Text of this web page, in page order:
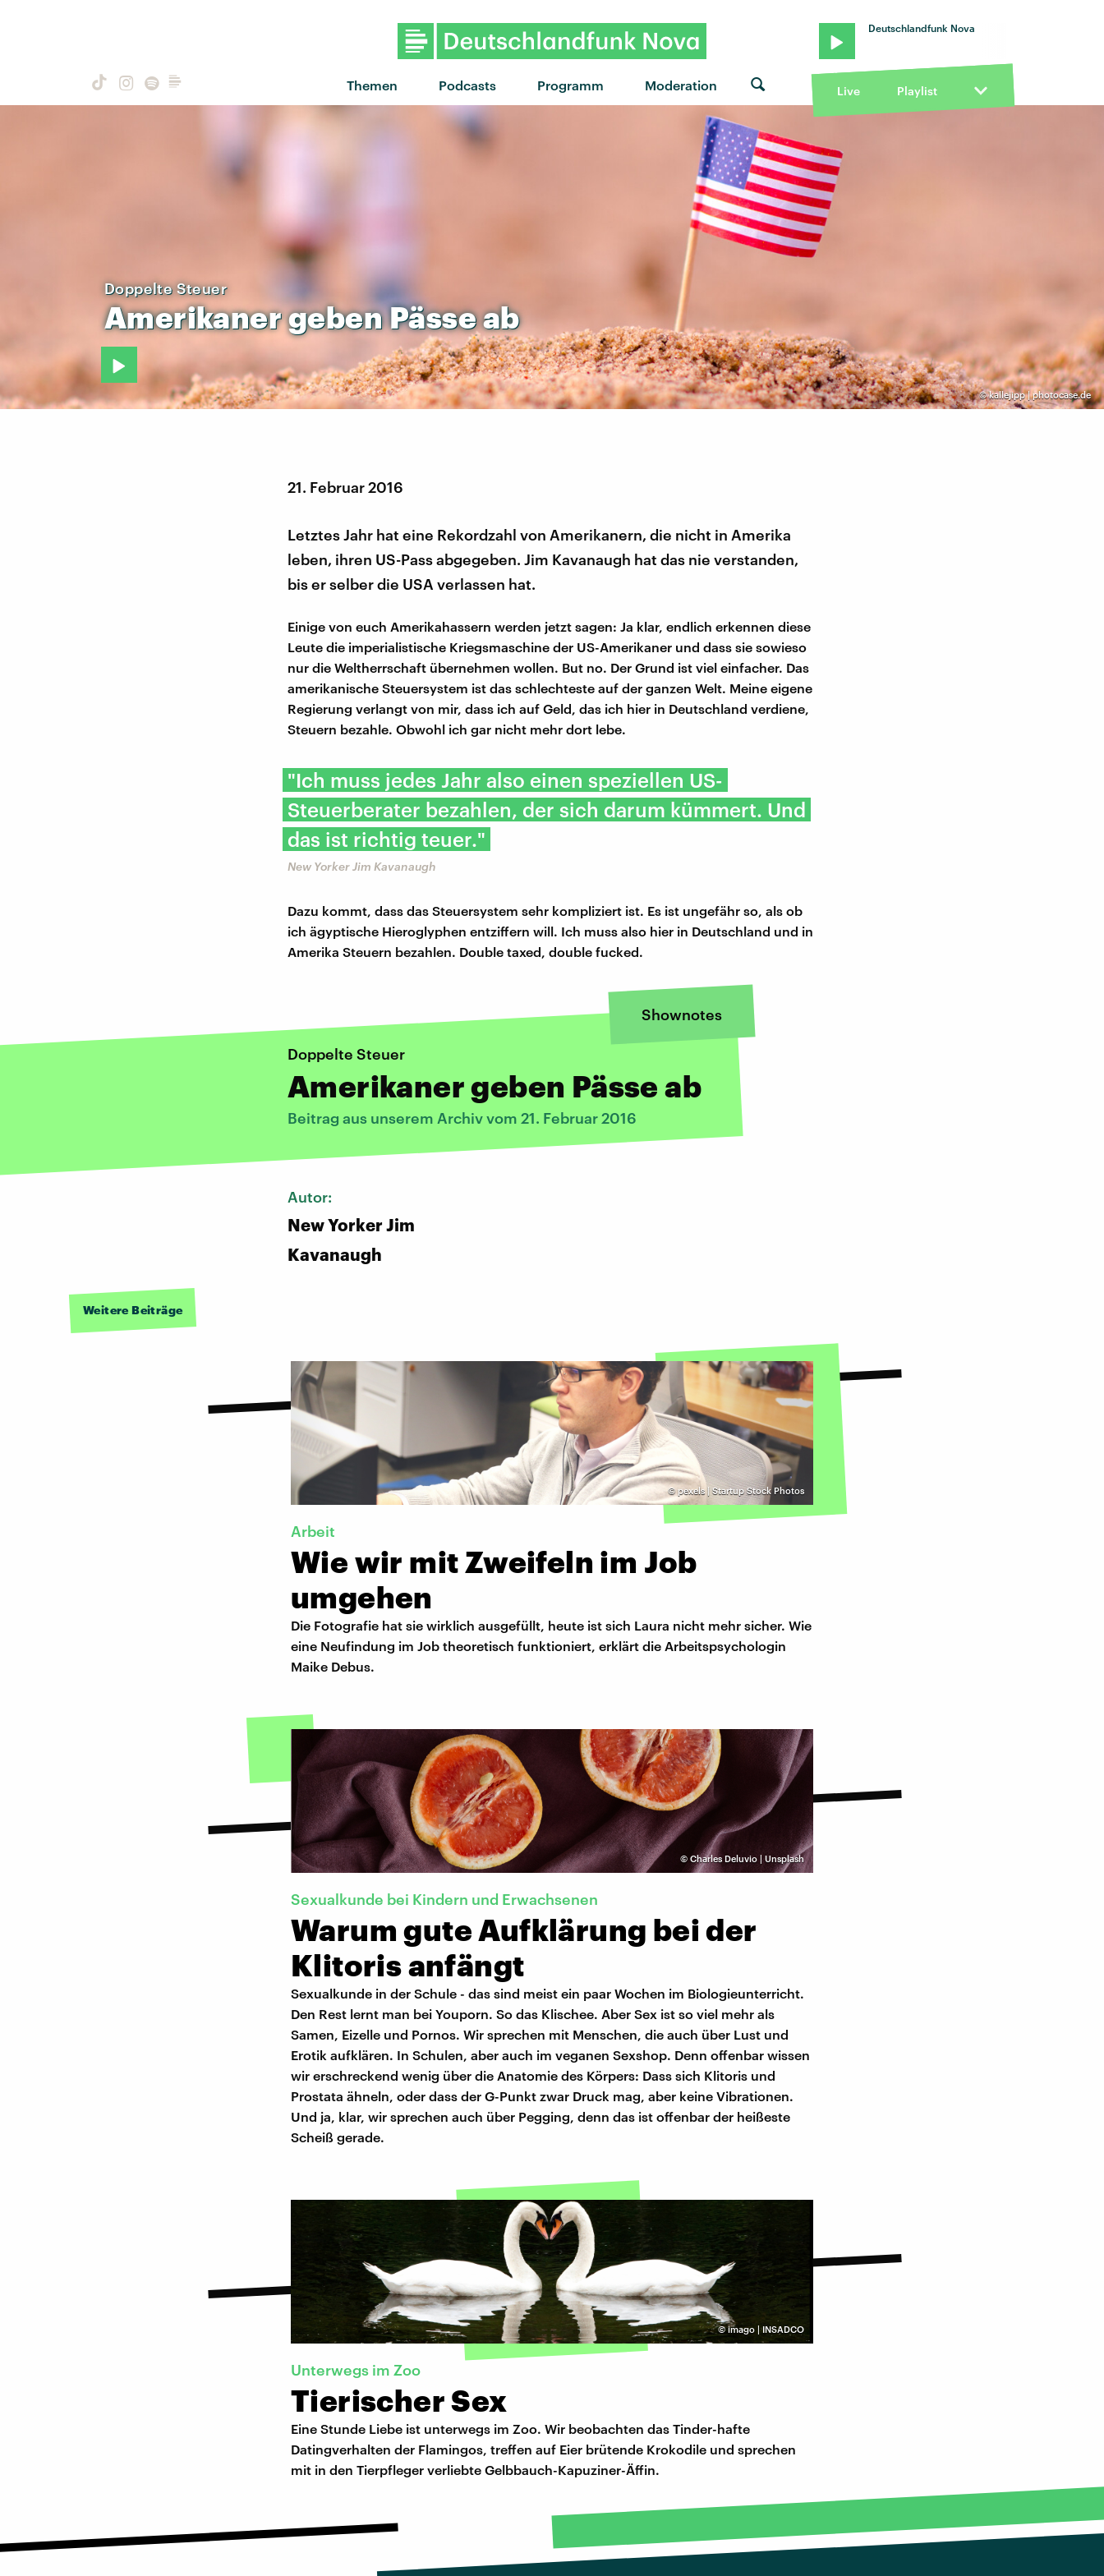
Themen Podcasts Programm Moderation
Deutschlandfunk Nova
Live Playlist
©kallejipp | photocase.de
Doppelte Steuer
AmerikanergebenPässeab
21. Februar 2016
Letztes Jahr hat eine Rekordzahl von Amerikanern, die nicht in Amerika
leben, ihren US-Pass abgegeben. Jim Kavanaugh hat das nie verstanden,
bis er selber die USA verlassen hat.
Einige von euch Amerikahassern werden jetzt sagen: Ja klar, endlich erkennen diese
Leute die imperialistische Kriegsmaschine der US-Amerikaner und dass sie sowieso
nur die Weltherrschaft übernehmen wollen. But no. Der Grund ist viel einfacher. Das
amerikanische Steuersystem ist das schlechteste auf der ganzen Welt. Meine eigene
Regierung verlangt von mir, dass ich auf Geld, das ich hier in Deutschland verdiene,
Steuern bezahle. Obwohl ich gar nicht mehr dort lebe.
"Ich muss jedes Jahr also einen speziellen US-
Steuerberater bezahlen, der sich darum kümmert. Und
das ist richtig teuer."
New Yorker Jim Kavanaugh
Dazu kommt, dass das Steuersystem sehr kompliziert ist. Es ist ungefähr so, als ob
ich ägyptische Hieroglyphen entziffern will. Ich muss also hier in Deutschland und in
Amerika Steuern bezahlen. Double taxed, double fucked.
Shownotes
Doppelte Steuer
Amerikaner geben Pässe ab
Beitrag aus unserem Archiv vom 21. Februar 2016
Autor:
New Yorker Jim
Kavanaugh
Weitere Beiträge
©pexels | Startup Stock Photos
Arbeit
Wie wir mit Zweifeln im Job
umgehen
Die Fotografie hat sie wirklich ausgefüllt, heute ist sich Laura nicht mehr sicher. Wie
eine Neufindung im Job theoretisch funktioniert, erklärt die Arbeitspsychologin
Maike Debus.
© Charles Deluvio | Unsplash
Sexualkunde bei Kindern und Erwachsenen
Warum gute Aufklärung bei der
Klitoris anfängt
Sexualkunde in der Schule - das sind meist ein paar Wochen im Biologieunterricht.
Den Rest lernt man bei Youporn. So das Klischee. Aber Sex ist so viel mehr als
Samen, Eizelle und Pornos. Wir sprechen mit Menschen, die auch über Lust und
Erotik aufklären. In Schulen, aber auch im veganen Sexshop. Denn offenbar wissen
wir erschreckend wenig über die Anatomie des Körpers: Dass sich Klitoris und
Prostata ähneln, oder dass der G-Punkt zwar Druck mag, aber keine Vibrationen.
Und ja, klar, wir sprechen auch über Pegging, denn das ist offenbar der heißeste
Scheiß gerade.
©imago | INSADCO
Unterwegs im Zoo
Tierischer Sex
Eine Stunde Liebe ist unterwegs im Zoo. Wir beobachten das Tinder-hafte
Datingverhalten der Flamingos, treffen auf Eier brütende Krokodile und sprechen
mit in den Tierpfleger verliebte Gelbbauch-Kapuziner-Äffin.